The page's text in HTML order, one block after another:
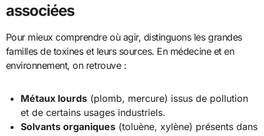
associées
Pour mieux comprendre où agir, distinguons les grandes
familles de toxines et leurs sources. En médecine et en
environnement, on retrouve :
Métaux lourds (plomb, mercure) issus de pollution
et de certains usages industriels.
Solvants organiques (toluène, xylène) présents dans